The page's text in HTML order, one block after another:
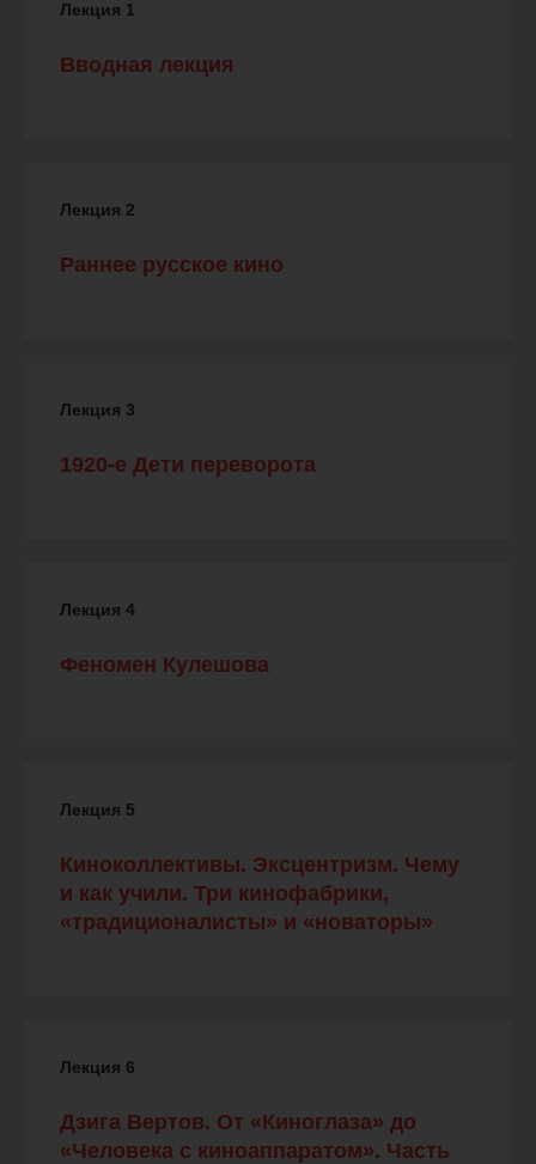
Лекция 1
Вводная лекция
Лекция 2
Раннее русское кино
Лекция 3
1920-е Дети переворота
Лекция 4
Феномен Кулешова
Лекция 5
Киноколлективы. Эксцентризм. Чему
и как учили. Три кинофабрики,
«традиционалисты» и «новаторы»
Лекция 6
Дзига Вертов. От «Киноглаза» до
«Человека с киноаппаратом». Часть